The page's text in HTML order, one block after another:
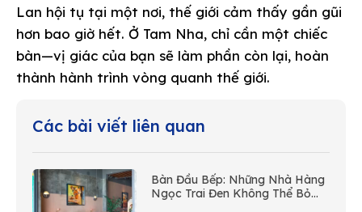
Lan hội tụ tại một nơi, thế giới cảm thấy gần gũi
hơn bao giờ hết. Ở Tam Nha, chỉ cần một chiếc
bàn—vị giác của bạn sẽ làm phần còn lại, hoàn
thành hành trình vòng quanh thế giới.
Các bài viết liên quan
Bàn Đầu Bếp: Những Nhà Hàng
Ngọc Trai Đen Không Thể Bỏ